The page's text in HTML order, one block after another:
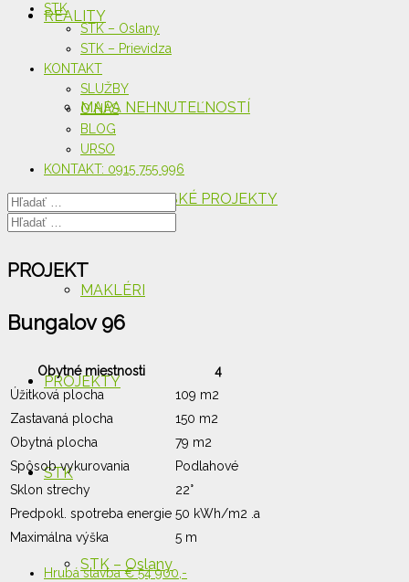
REALITY
MAPA NEHNUTEĽNOSTÍ
DEVELOPERSKÉ PROJEKTY
MAKLÉRI
PROJEKTY
STK
STK – Oslany
STK
STK – Oslany
STK – Prievidza
KONTAKT
SLUŽBY
O NÁS
BLOG
URSO
KONTAKT: 0915 755 996
PROJEKT
Bungalov 96
Obytné miestnosti
4
Úžitková plocha
109 m2
Zastavaná plocha
150 m2
Obytná plocha
79 m2
Spôsob vykurovania
Podlahové
Sklon strechy
22°
Predpokl. spotreba energie 50 kWh/m2 .a
Maximálna výška
5 m
Hrubá stavba € 54 900,-